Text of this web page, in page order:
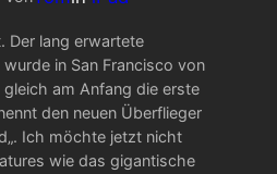
Der lang erwartete
in San Francisco von
am Anfang die erste
den neuen Überflieger
Ich möchte jetzt nicht
wie das gigantische